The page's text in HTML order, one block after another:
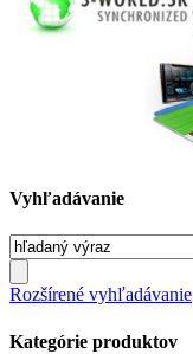
Vyhľadávanie
Rozšírené vyhľadávanie
Kategórie produktov